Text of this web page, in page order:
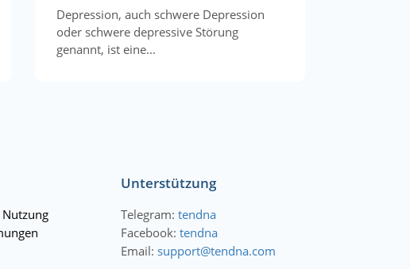
Depression, auch schwere Depression
oder schwere depressive Störung
genannt, ist eine...
Unterstützung
Telegram: tendna
Facebook: tendna
Email: support@tendna.com